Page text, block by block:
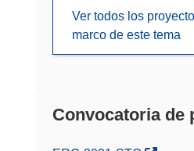
Ver todos los
marco de este tema
Convocatoria de